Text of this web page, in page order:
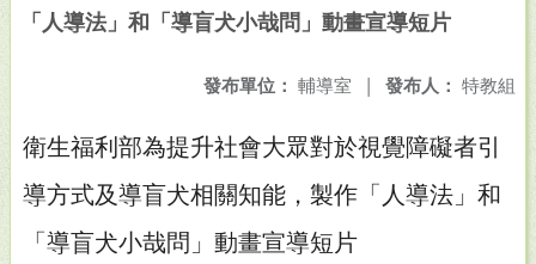
「人導法」和「導盲犬小哉問」動畫宣導短片
發布人： 特教組
發布單位： 輔導室 |
衛生福利部為提升社會大眾對於視覺障礙者引
導方式及導盲犬相關知能，製作「人導法」和
「導盲犬小哉問」動畫宣導短片